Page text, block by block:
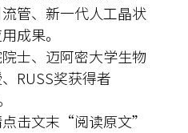
管、新一代人工晶状
成果。
士、迈阿密大学生物
RUSS奖获得者
击文末“阅读原文”